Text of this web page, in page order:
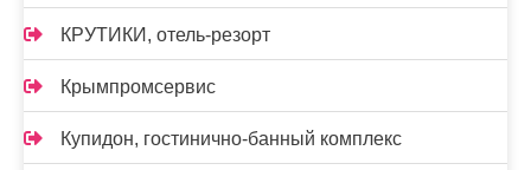
КРУТИКИ, отель-резорт
Крымпромсервис
Купидон, гостинично-банный комплекс